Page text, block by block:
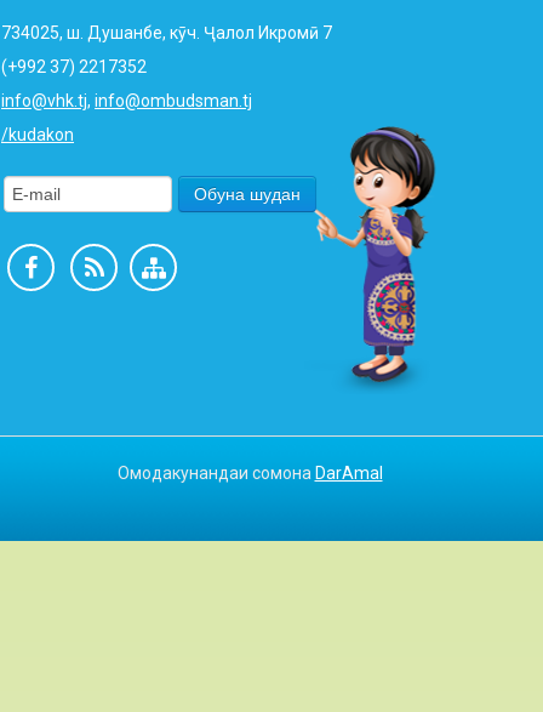
734025, ш. Душанбе, кӯч. Ҷалол Икромӣ 7
(+992 37) 2217352
info@vhk.tj, info@ombudsman.tj
/kudakon
Омодакунандаи сомона DarAmal